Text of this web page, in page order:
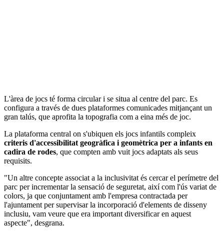
L'àrea de jocs té forma circular i se situa al centre del parc. Es
configura a través de dues plataformes comunicades mitjançant un
gran talús, que aprofita la topografia com a eina més de joc.
La plataforma central on s'ubiquen els jocs infantils compleix
criteris d'accessibilitat geogràfica i geomètrica per a infants en
cadira de rodes, que compten amb vuit jocs adaptats als seus
requisits.
"Un altre concepte associat a la inclusivitat és cercar el perímetre del
parc per incrementar la sensació de seguretat, així com l'ús variat de
colors, ja que conjuntament amb l'empresa contractada per
l'ajuntament per supervisar la incorporació d'elements de disseny
inclusiu, vam veure que era important diversificar en aquest
aspecte", desgrana.